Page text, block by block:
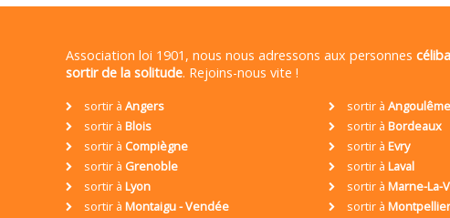
Association loi 1901, nous nous adressons aux personnes
sortir de la solitude. Rejoins-nous vite !
sortir à Angers sortir à Angoulême
sortir à Blois sortir à Bordeaux
sortir à Compiègne sortir à Evry
sortir à Grenoble sortir à Laval
sortir à Lyon sortir à Marne-La-
sortir à Montaigu - Vendée sortir à Montpellier